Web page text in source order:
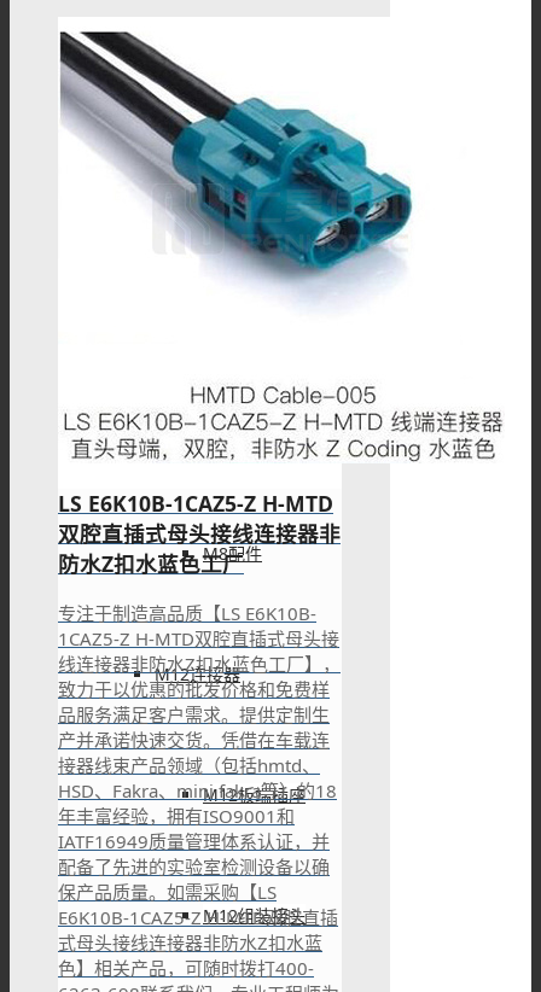
M8注塑接头
M8线束
M8配件
M12连接器
M12板端插座
M12组装接头
LS E6K10B-1CAZ5-Z H-MTD
双腔直插式母头接线连接器非
防水Z扣水蓝色工厂
专注于制造高品质【LS E6K10B-
1CAZ5-Z H-MTD双腔直插式母头接
线连接器非防水Z扣水蓝色工厂】，
致力于以优惠的批发价格和免费样
品服务满足客户需求。提供定制生
产并承诺快速交货。凭借在车载连
接器线束产品领域（包括hmtd、
HSD、Fakra、mini fakra等）的18
年丰富经验，拥有ISO9001和
IATF16949质量管理体系认证，并
配备了先进的实验室检测设备以确
保产品质量。如需采购【LS
E6K10B-1CAZ5-Z H-MTD双腔直插
式母头接线连接器非防水Z扣水蓝
色】相关产品，可随时拨打400-